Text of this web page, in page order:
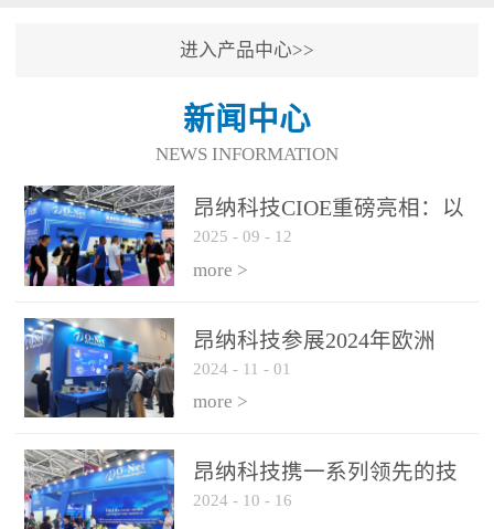
进入产品中心>>
新闻中心
NEWS INFORMATION
昂纳科技CIOE重磅亮相：以
光通信创新引擎，驱动AI与
算力互联新时代
2025 - 09 - 12
more >
昂纳科技参展2024年欧洲
ECOC展会
2024 - 11 - 01
more >
昂纳科技携一系列领先的技
术平台和优秀产品参展2024
2024 - 10 - 16